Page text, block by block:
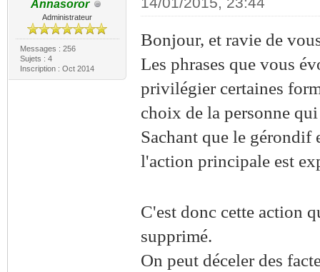
Annasoror
Administrateur
Messages : 256
Sujets : 4
Inscription : Oct 2014
Bonjour, et ravie de
Les phrases que vous
privilégier certaines
choix de la personne
Sachant que le
l'action principale est
C'est donc cette action
supprimé.
On peut déceler des